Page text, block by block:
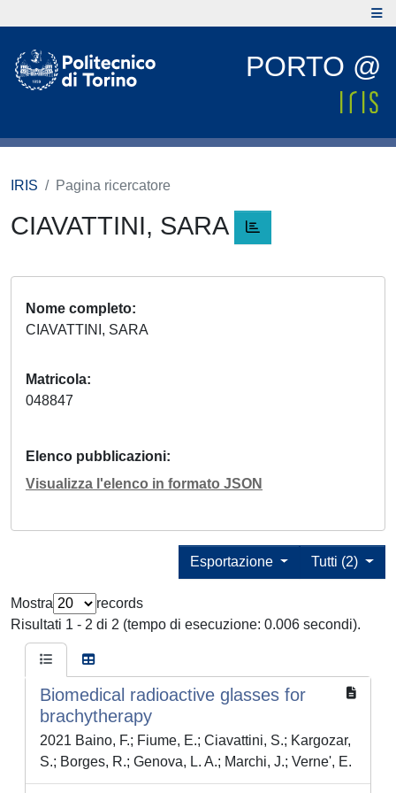
PORTO @
IRIS Pagina ricercatore
CIAVATTINI, SARA
Nome completo
CIAVATTINI, SARA
Matricola
048847
Elenco pubblicazioni
Visualizza l'elenco in formato JSON
Tutti (2)
Esportazione
Mostra
records
Risultati 1 - 2 di 2 (tempo di esecuzione: 0.006 secondi).
Biomedical radioactive glasses for
brachytherapy
2021 Baino, F.; Fiume, E.; Ciavattini, S.; Kargozar,
S.; Borges, R.; Genova, L. A.; Marchi, J.; Verne', E.